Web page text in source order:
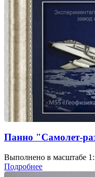
Панно "Самолет-
Выполнено в масштабе 1:
Подробнее